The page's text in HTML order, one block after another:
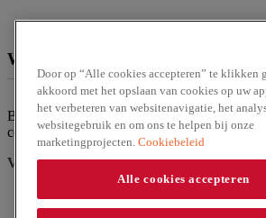
We zijn te verkrijgen bij
Ben jij op zoek naar een van onze
contact op met onzeklantenservice. Of
Vraag?Zoek inveelgestelde vragenof
Door op “Alle cookies accepteren” te klikken
akkoord met het opslaan van cookies op uw
het verbeteren van websitenavigatie, het
websitegebruik en om ons te helpen bij onze
marketingprojecten. Cookiebeleid
Alle cookies accepteren